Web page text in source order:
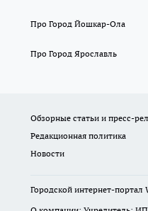
Про Город Йошкар-Ола
Про Город Ярославль
Обзорные статьи и пресс-
Редакционная политика
Новости
Городской интернет-портал